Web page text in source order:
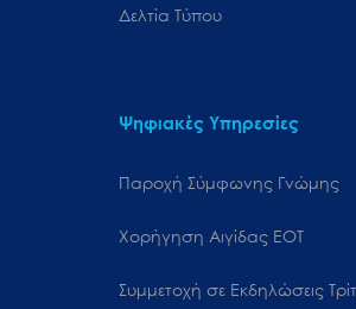
Δελτία Τύπου
Ψηφιακές Υπηρεσίες
Παροχή Σύμφωνης Γνώμης
Χορήγηση Αιγίδας ΕΟΤ
Συμμετοχή σε Εκδηλώσεις